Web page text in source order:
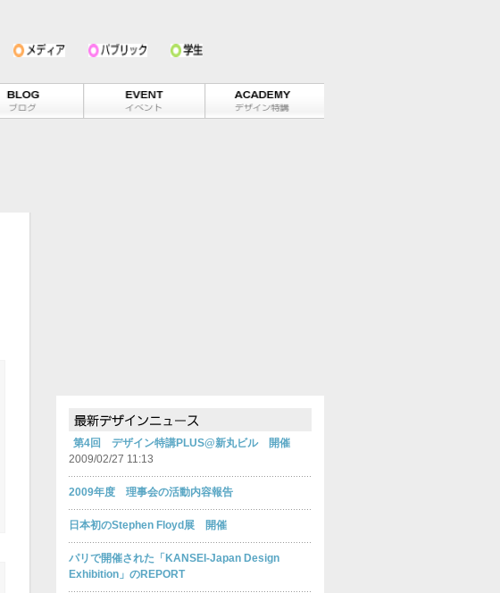
第4回 デザイン特講PLUS@新丸ビル 開催
2009/02/27 11:13
2009年度 理事会の活動内容報告
日本初のStephen Floyd展 開催
パリで開催された「KANSEI-Japan Design
Exhibition」のREPORT